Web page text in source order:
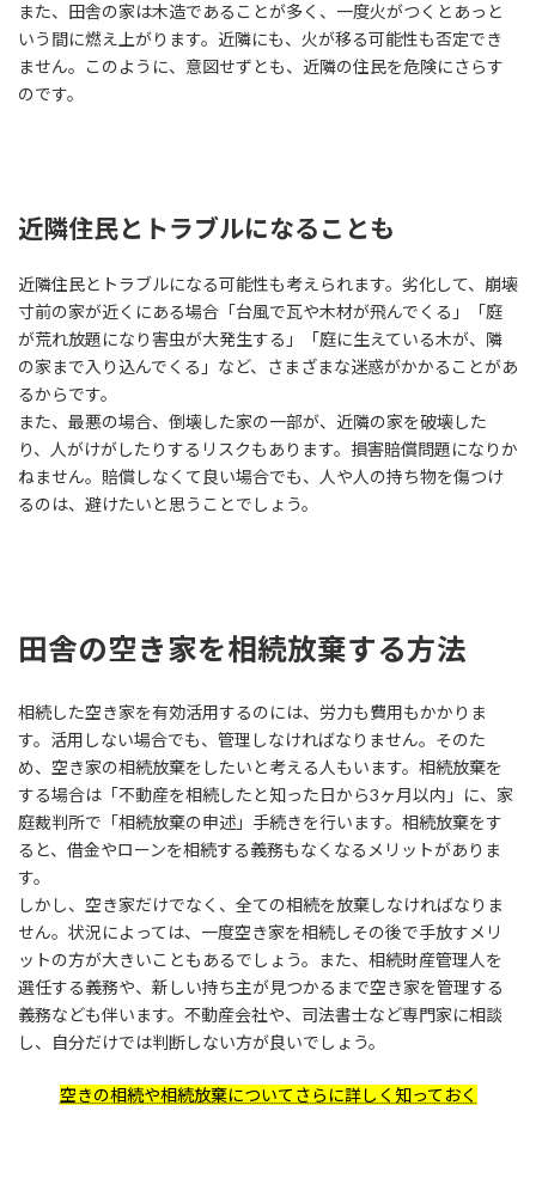
また、田舎の家は木造であることが多く、一度火がつくとあっと
いう間に燃え上がります。近隣にも、火が移る可能性も否定でき
ません。このように、意図せずとも、近隣の住民を危険にさらす
のです。
近隣住民とトラブルになることも
近隣住民とトラブルになる可能性も考えられます。劣化して、崩壊
寸前の家が近くにある場合「台風で瓦や木材が飛んでくる」「庭
が荒れ放題になり害虫が大発生する」「庭に生えている木が、隣
の家まで入り込んでくる」など、さまざまな迷惑がかかることがあ
るからです。
また、最悪の場合、倒壊した家の一部が、近隣の家を破壊した
り、人がけがしたりするリスクもあります。損害賠償問題になりか
ねません。賠償しなくて良い場合でも、人や人の持ち物を傷つけ
るのは、避けたいと思うことでしょう。
田舎の空き家を相続放棄する方法
相続した空き家を有効活用するのには、労力も費用もかかりま
す。活用しない場合でも、管理しなければなりません。そのた
め、空き家の相続放棄をしたいと考える人もいます。相続放棄を
する場合は「不動産を相続したと知った日から3ヶ月以内」に、家
庭裁判所で「相続放棄の申述」手続きを行います。相続放棄をす
ると、借金やローンを相続する義務もなくなるメリットがありま
す。
しかし、空き家だけでなく、全ての相続を放棄しなければなりま
せん。状況によっては、一度空き家を相続しその後で手放すメリ
ットの方が大きいこともあるでしょう。また、相続財産管理人を
選任する義務や、新しい持ち主が見つかるまで空き家を管理する
義務なども伴います。不動産会社や、司法書士など専門家に相談
し、自分だけでは判断しない方が良いでしょう。
空きの相続や相続放棄についてさらに詳しく知っておく